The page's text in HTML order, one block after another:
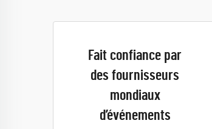
Fait confiance par
des fournisseurs
mondiaux
d’événements